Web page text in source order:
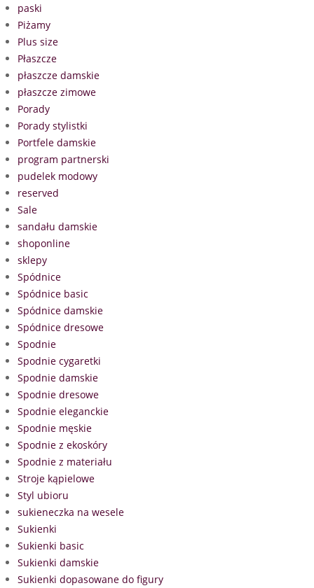
paski
Piżamy
Plus size
Płaszcze
płaszcze damskie
płaszcze zimowe
Porady
Porady stylistki
Portfele damskie
program partnerski
pudelek modowy
reserved
Sale
sandału damskie
shoponline
sklepy
Spódnice
Spódnice basic
Spódnice damskie
Spódnice dresowe
Spodnie
Spodnie cygaretki
Spodnie damskie
Spodnie dresowe
Spodnie eleganckie
Spodnie męskie
Spodnie z ekoskóry
Spodnie z materiału
Stroje kąpielowe
Styl ubioru
sukieneczka na wesele
Sukienki
Sukienki basic
Sukienki damskie
Sukienki dopasowane do figury